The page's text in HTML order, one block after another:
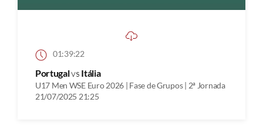
01:39:22
Portugalvs Itália
U17 Men WSE Euro 2026 | Fase de Grupos | 2ª Jornada
21/07/2025 21:25